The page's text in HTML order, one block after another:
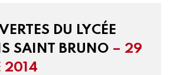
DU LYCÉE
SAINT BRUNO – 29
2014